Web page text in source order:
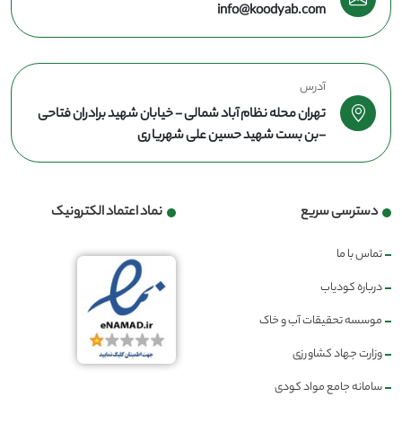
info@koodyab.com
آدرس
تهران محله نظام آباد شمالی - خیابان شهید برادران فتاحی
-بن بست شهید حسین علی شهریاری
دسترسی سریع
تماس با ما
درباره کودیاب
موسسه تحقیقات آب و خاک
وزارت جهاد کشاورزی
سامانه جامع مواد کودی
نماد اعتماد الکترونیک